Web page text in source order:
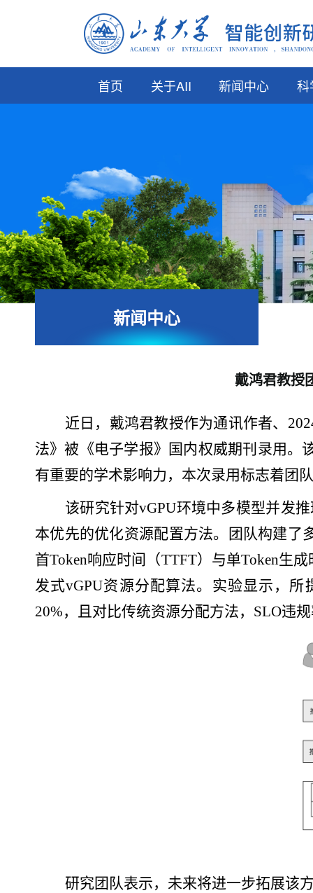
首页 关于AII 新闻中心 科
新闻中心
戴鸿君教授
近日，戴鸿君教授作为通讯作者、
法》被《电子学报》国内权威期刊录用。
有重要的学术影响力，本次录用标志着团
该研究针对vGPU环境中多模型并发
本优先的优化资源配置方法。团队构建了
首Token响应时间（TTFT）与单Token生
发式vGPU资源分配算法。实验显示，
20%，且对比传统资源分配方法，SLO违
研究团队表示，未来将进一步拓展该